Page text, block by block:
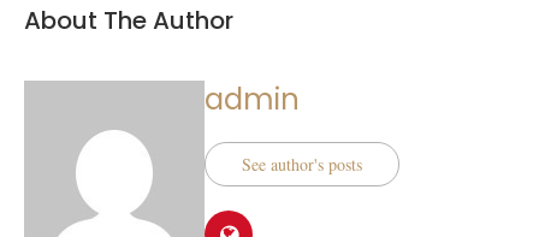
About The Author
admin
See author's posts